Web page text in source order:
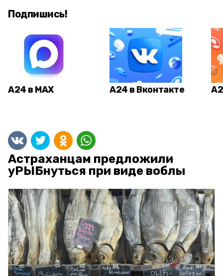
Подпишись!
А24 в MAX А24 в Вконтакте
Астраханцам предложили
уРЫБнуться при виде воблы